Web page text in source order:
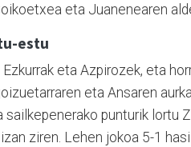
eta Juanenearen
estu
eta Azpirozek, eta
eta Ansaren
punturik lortu
ziren. Lehen jokoa 5-1